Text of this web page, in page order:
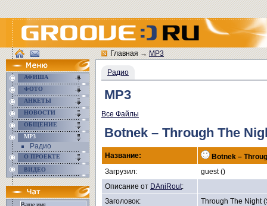
АФИША
ФОТО
АНКЕТЫ
НОВОСТИ
ОБЩЕНИЕ
MP3
Радио
О ПРОЕКТЕ
ВИДЕО
Главная→MP3
Радио
MP3
Все Файлы
Botnek – Through The
Название:
Botnek –
Загрузил:
guest ()
Описание от DAniRout:
Заголовок:
Through The Night